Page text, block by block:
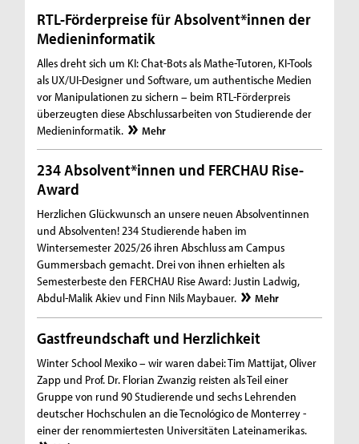
RTL-Förderpreise für Absolvent*innen der
Medieninformatik
Alles dreht sich um KI: Chat-Bots als Mathe-Tutoren, KI-Tools
als UX/UI-Designer und Software, um authentische Medien
vor Manipulationen zu sichern – beim RTL-Förderpreis
überzeugten diese Abschlussarbeiten von Studierende der
Medieninformatik.
Mehr
234 Absolvent*innen und FERCHAU Rise-
Award
Herzlichen Glückwunsch an unsere neuen Absolventinnen
und Absolventen! 234 Studierende haben im
Wintersemester 2025/26 ihren Abschluss am Campus
Gummersbach gemacht. Drei von ihnen erhielten als
Semesterbeste den FERCHAU Rise Award: Justin Ladwig,
Abdul-Malik Akiev und Finn Nils Maybauer.
Mehr
Gastfreundschaft und Herzlichkeit
Winter School Mexiko – wir waren dabei: Tim Mattijat, Oliver
Zapp und Prof. Dr. Florian Zwanzig reisten als Teil einer
Gruppe von rund 90 Studierende und sechs Lehrenden
deutscher Hochschulen an die Tecnológico de Monterrey -
einer der renommiertesten Universitäten Lateinamerikas.